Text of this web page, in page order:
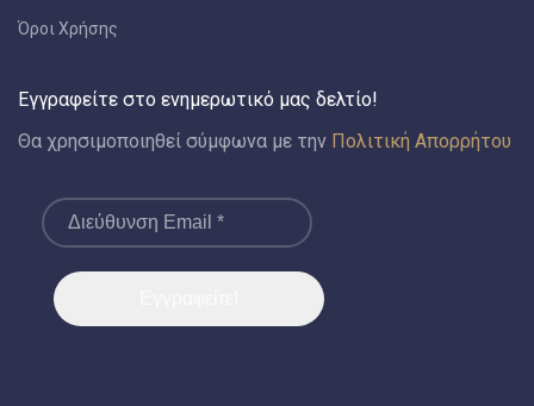
Όροι Χρήσης
Εγγραφείτε στο ενημερωτικό μας δελτίο!
Θα χρησιμοποιηθεί σύμφωνα με την Πολιτική Απορρήτου